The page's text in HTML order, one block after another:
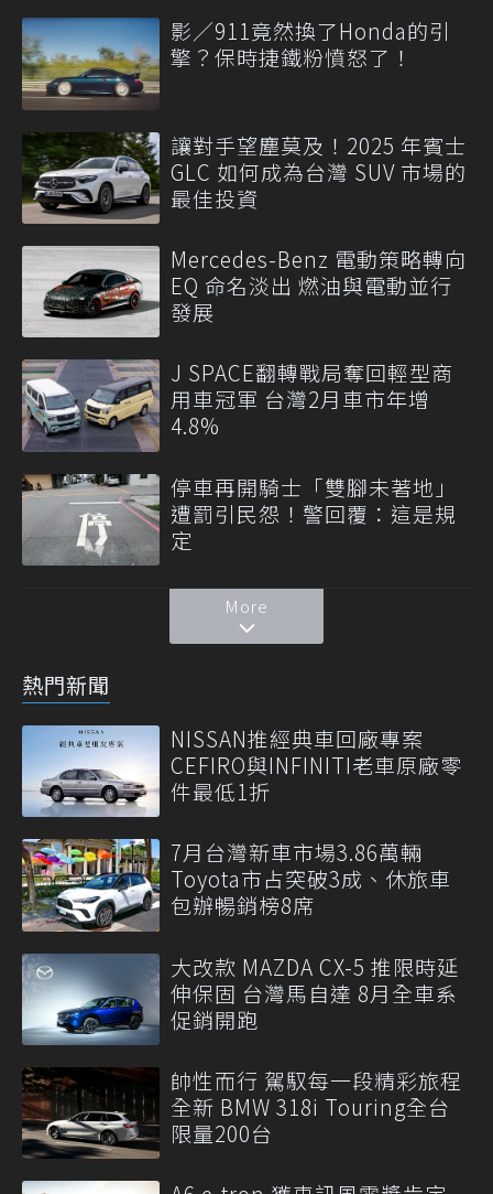
影／911竟然換了Honda的引
擎？保時捷鐵粉憤怒了！
讓對手望塵莫及！2025 年賓士
GLC 如何成為台灣 SUV 市場的
最佳投資
Mercedes-Benz 電動策略轉向
EQ 命名淡出 燃油與電動並行
發展
J SPACE翻轉戰局奪回輕型商
用車冠軍 台灣2月車市年增
4.8%
停車再開騎士「雙腳未著地」
遭罰引民怨！警回覆：這是規
定
More
熱門新聞
NISSAN推經典車回廠專案
CEFIRO與INFINITI老車原廠零
件最低1折
7月台灣新車市場3.86萬輛
Toyota市占突破3成、休旅車
包辦暢銷榜8席
大改款 MAZDA CX-5 推限時延
伸保固 台灣馬自達 8月全車系
促銷開跑
帥性而行 駕馭每一段精彩旅程
全新 BMW 318i Touring全台
限量200台